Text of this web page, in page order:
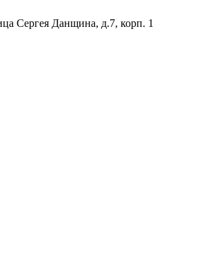
Сергея Данщина, д.7, корп. 1